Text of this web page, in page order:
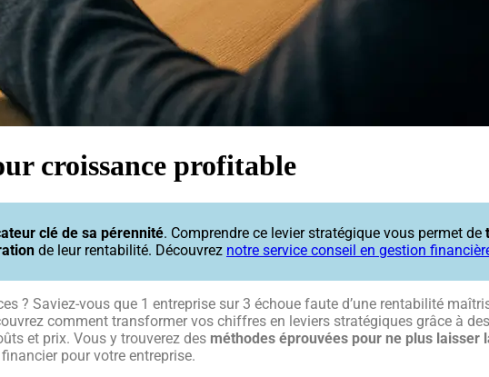
croissance profitable
clé de sa pérennité. Comprendre ce levier stratégique vous permet de
de leur rentabilité. Découvrez notre service conseil en gestion
? Saviez-vous que 1 entreprise sur 3 échoue faute d’une rentabilité
comment transformer vos chiffres en leviers stratégiques grâce à
et prix. Vous y trouverez des méthodes éprouvées pour ne plus laisser
pour votre entreprise.